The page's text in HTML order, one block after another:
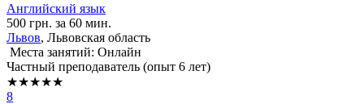
Английский язык
500 грн. за 60 мин.
Львов, Львовская область
Места занятий: Онлайн
Частный преподаватель (опыт 6 лет)
★★★★★
8